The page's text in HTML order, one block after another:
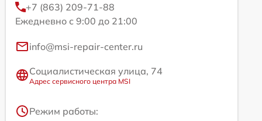
+7 (863) 209-71-88
Ежедневно с 9:00 до 21:00
info@msi-repair-center.ru
Социалистическая улица, 74
Адрес сервисного центра MSI
Режим работы: